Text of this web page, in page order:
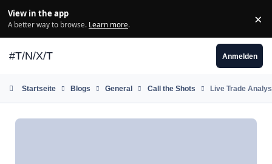
View in the app
A better way to browse. Learn more. ×
#T/N/X/T Anmelden
Startseite Blogs General Call the Shots Live Trade